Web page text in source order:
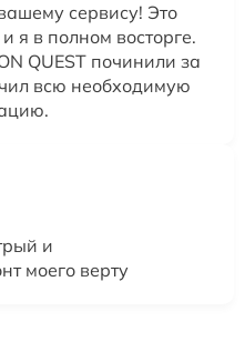
сервису! Это
я в полном восторге.
QUEST починили за
всю необходимую
и
моего верту